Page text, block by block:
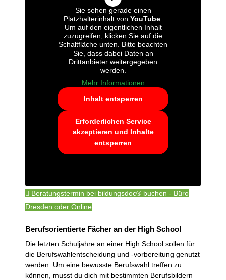
Sie sehen gerade einen
Platzhalterinhalt von YouTube
Um auf den eigentlichen Inhalt
zuzugreifen, klicken Sie auf die
Schaltfläche unten. Bitte beachten
Sie, dass dabei Daten an
Drittanbieter weitergegeben
werden.
Mehr Informationen
Inhalt entsperren
Erforderlichen Service
akzeptieren und Inhalte
entsperren
Beratungstermin bei bildungsdoc® buchen - Büro
Dresden oder Online
Berufsorientierte Fächer an der High School
Die letzten Schuljahre an einer High School sollen für
die Berufswahlentscheidung und -vorbereitung genutzt
werden. Um eine bewusste Berufswahl treffen zu
können, musst du dich mit bestimmten Berufsbildern